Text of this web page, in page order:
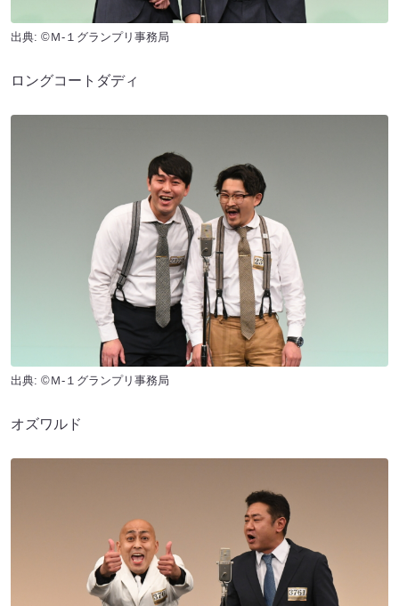
出典: ©Ｍ-１グランプリ事務局
ロングコートダディ
出典: ©Ｍ-１グランプリ事務局
オズワルド